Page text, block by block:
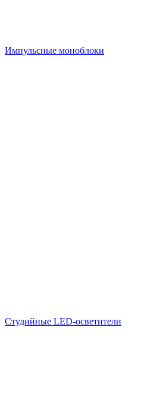
Импульсные моноблоки
Студийные LED-осветители